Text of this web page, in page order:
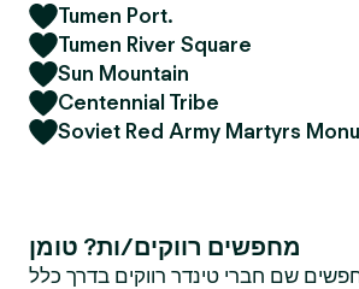
Tumen Port.
Tumen River Square
Sun Mountain
Centennial Tribe
Soviet Red Army Martyrs
מחפשים רווקים/ות? טומן
שם חברי טינדר רווקים בדרך כלל